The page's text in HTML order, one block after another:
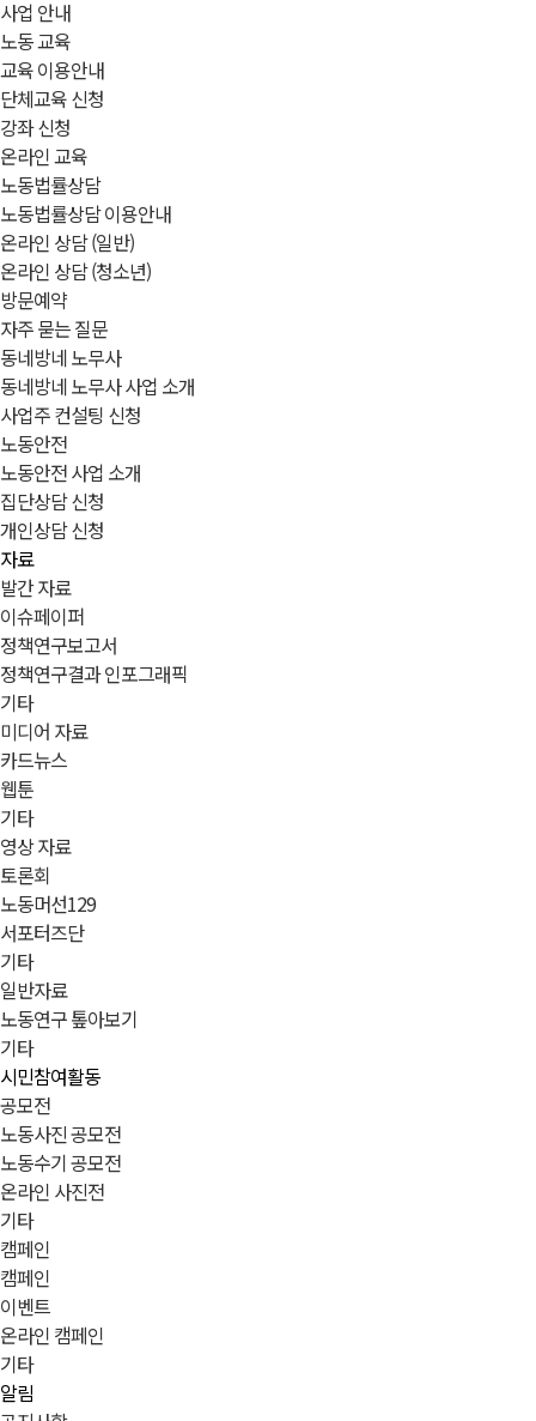
사업 안내
노동 교육
교육 이용안내
단체교육 신청
강좌 신청
온라인 교육
노동법률상담
노동법률상담 이용안내
온라인 상담 (일반)
온라인 상담 (청소년)
방문예약
자주 묻는 질문
동네방네 노무사
동네방네 노무사 사업 소개
사업주 컨설팅 신청
노동안전
노동안전 사업 소개
집단상담 신청
개인상담 신청
자료
발간 자료
이슈페이퍼
정책연구보고서
정책연구결과 인포그래픽
기타
미디어 자료
카드뉴스
웹툰
기타
영상 자료
토론회
노동머선129
서포터즈단
기타
일반자료
노동연구 톺아보기
기타
시민참여활동
공모전
노동사진 공모전
노동수기 공모전
온라인 사진전
기타
캠페인
캠페인
이벤트
온라인 캠페인
기타
알림